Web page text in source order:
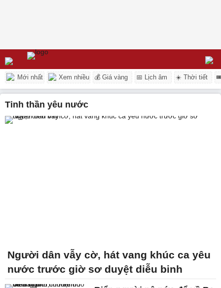
Mới nhất Xem nhiều 💰 Giá vàng 📅 Lịch âm ☀️ Thời tiết
tinh thần yêu nước
Người dân vẫy cờ, hát vang khúc ca yêu
nước trước giờ sơ duyệt diễu binh